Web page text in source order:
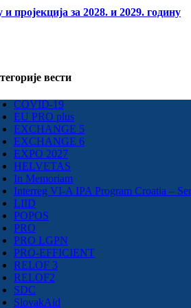
за 2028. и 2029. годину
вести
COVID-19
EU PRO plus
EXCHANGE 5
EXCHANGE 6
EXPO 2027
HELVETAS
In Memoriam
Interreg VI-A IPA Program Croatia –
LIID
POPOS
PRO
PRO LGPN
PRO-EFFICIENT
RELOF 3
RELOF2
SDC
SlovakAid